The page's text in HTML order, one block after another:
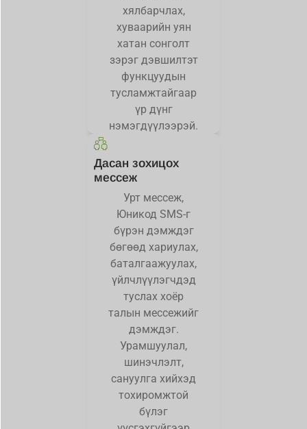
хялбарчлах,
хуваарийн уян
хатан сонголт
зэрэг дэвшилтэт
функцуудын
тусламжтайгаар
үр дүнг
нэмэгдүүлээрэй.
Дасан зохицох
мессеж
Урт мессеж,
Юникод SMS-г
бүрэн дэмждэг
бөгөөд хариулах,
баталгаажуулах,
үйлчлүүлэгчдэд
туслах хоёр
талын мессежийг
дэмждэг.
Урамшуулал,
шинэчлэлт,
сануулга хийхэд
тохиромжтой
бүлэг